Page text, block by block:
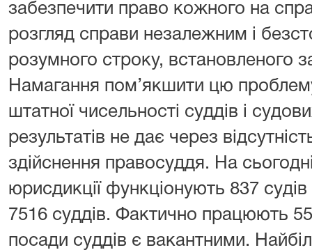
забезпечити право кожного на
розгляд справи незалежним і
розумного строку, встановленого
Намагання пом’якшити цю
штатної чисельності суддів і
результатів не дає через
здійснення правосуддя. На
юрисдикції функціонують 837
7516 суддів. Фактично працюють
посади суддів є вакантними.